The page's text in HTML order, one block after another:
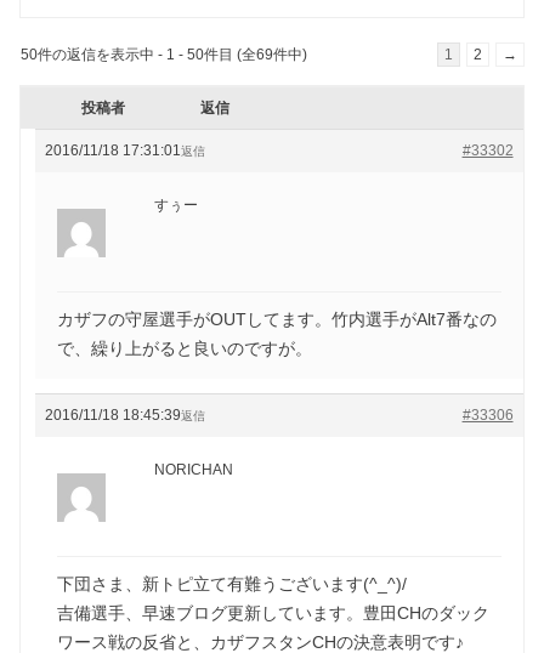
50件の返信を表示中 - 1 - 50件目 (全69件中) 1 2 →
投稿者 返信
2016/11/18 17:31:01 #33302
返信
すぅー
カザフの守屋選手がOUTしてます。竹内選手がAlt7番なの
で、繰り上がると良いのですが。
2016/11/18 18:45:39 #33306
返信
NORICHAN
下団さま、新トピ立て有難うございます(^_^)/
吉備選手、早速ブログ更新しています。豊田CHのダック
ワース戦の反省と、カザフスタンCHの決意表明です♪